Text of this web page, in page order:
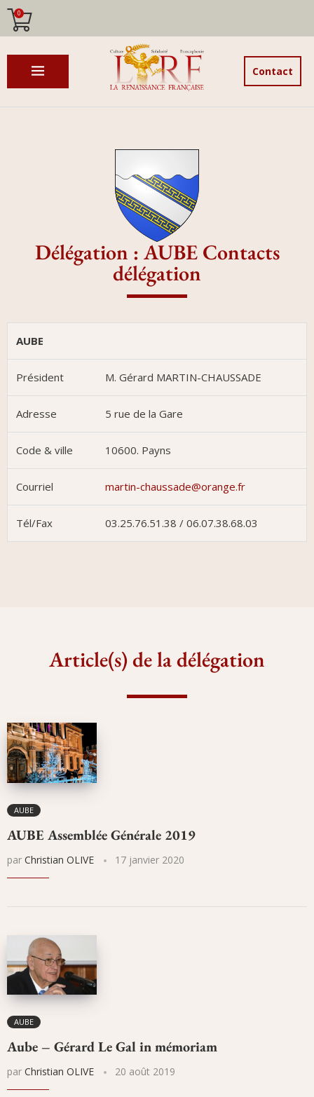
0
Contact
Délégation : AUBE Contacts
délégation
AUBE
Président M. Gérard MARTIN-CHAUSSADE
Adresse 5 rue de la Gare
Code & ville 10600. Payns
Courriel martin-chaussade@orange.fr
Tél/Fax 03.25.76.51.38 / 06.07.38.68.03
Article(s) de la délégation
AUBE
AUBE Assemblée Générale 2019
par Christian OLIVE 17 janvier 2020
AUBE
Aube – Gérard Le Gal in mémoriam
par Christian OLIVE 20 août 2019